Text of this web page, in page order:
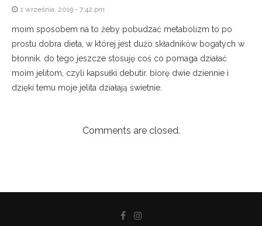
1 września, 2019 - 7:42 pm
moim sposobem na to żeby pobudzać metabolizm to po
prostu dobra dieta, w której jest dużo składników bogatych w
błonnik. do tego jeszcze stosuję coś co pomaga działać
moim jelitom, czyli kapsułki debutir. biorę dwie dziennie i
dzięki temu moje jelita działają świetnie.
Comments are closed.